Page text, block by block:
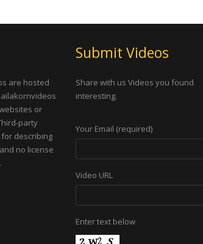
are hosted
or
party
describing
no license
Submit Videos
Share with us Videos you found
interesting.
Your Email (required)
Video URL
Enter text below